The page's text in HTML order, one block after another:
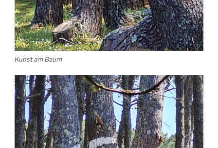
Kunst am Baum